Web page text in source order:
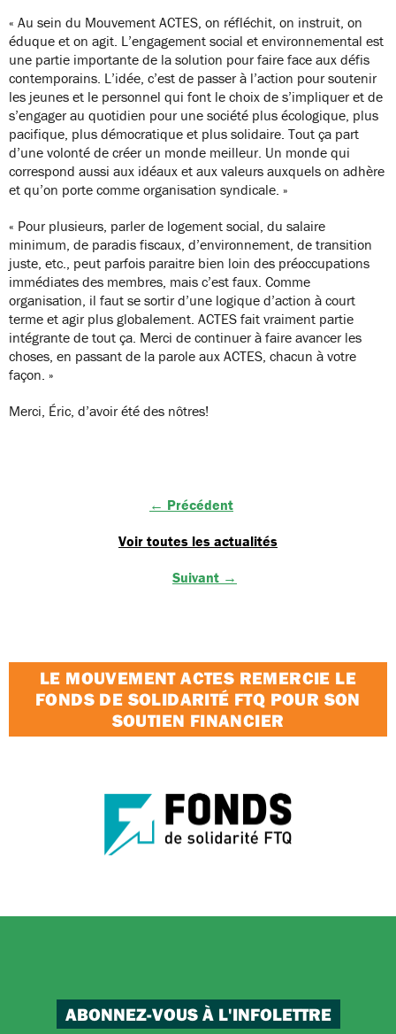
« Au sein du Mouvement ACTES, on réfléchit, on instruit, on
éduque et on agit. L’engagement social et environnemental est
une partie importante de la solution pour faire face aux défis
contemporains. L’idée, c’est de passer à l’action pour soutenir
les jeunes et le personnel qui font le choix de s’impliquer et de
s’engager au quotidien pour une société plus écologique, plus
pacifique, plus démocratique et plus solidaire. Tout ça part
d’une volonté de créer un monde meilleur. Un monde qui
correspond aussi aux idéaux et aux valeurs auxquels on adhère
et qu’on porte comme organisation syndicale. »
« Pour plusieurs, parler de logement social, du salaire
minimum, de paradis fiscaux, d’environnement, de transition
juste, etc., peut parfois paraitre bien loin des préoccupations
immédiates des membres, mais c’est faux. Comme
organisation, il faut se sortir d’une logique d’action à court
terme et agir plus globalement. ACTES fait vraiment partie
intégrante de tout ça. Merci de continuer à faire avancer les
choses, en passant de la parole aux ACTES, chacun à votre
façon. »
Merci, Éric, d’avoir été des nôtres!
← Précédent
Voir toutes les actualités
Suivant →
LE MOUVEMENT ACTES REMERCIE LE
FONDS DE SOLIDARITÉ FTQ POUR SON
SOUTIEN FINANCIER
ABONNEZ-VOUS À L'INFOLETTRE